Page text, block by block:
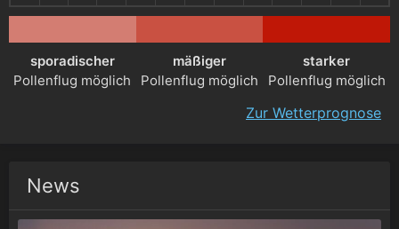
sporadischer
Pollenflug möglich
mäßiger
Pollenflug möglich
starker
Pollenflug möglich
Zur Wetterprognose
News